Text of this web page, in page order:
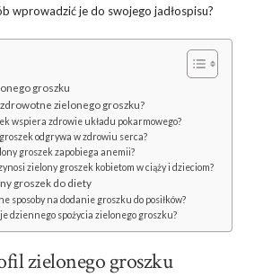
wprowadzić je do swojego jadłospisu?
groszku
zdrowotne zielonego groszku?
wspiera zdrowie układu pokarmowego?
odgrywa w zdrowiu serca?
groszek zapobiega anemii?
zielony groszek kobietom w ciąży i dzieciom?
groszek do diety
sposoby na dodanie groszku do posiłków?
dziennego spożycia zielonego groszku?
zielonego groszku